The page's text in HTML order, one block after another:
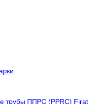
трубы ППРС (PPRC) Firat